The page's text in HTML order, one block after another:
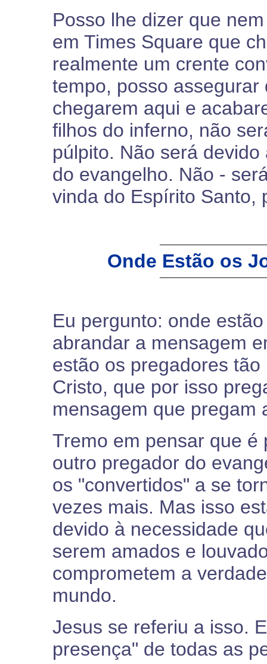
Posso lhe dizer que
em Times Square que
realmente um crente
tempo, posso
chegarem aqui e
filhos do inferno, não
púlpito. Não será
do evangelho. Não -
vinda do Espírito Santo,
Onde Estão os
Eu pergunto: onde
abrandar a mensagem
estão os pregadores
Cristo, que por isso
mensagem que pregam
Tremo em pensar que
outro pregador do
os "convertidos" a se
vezes mais. Mas isso
devido à necessidade
serem amados e
comprometem a
mundo.
Jesus se referiu a isso.
presença" de todas as